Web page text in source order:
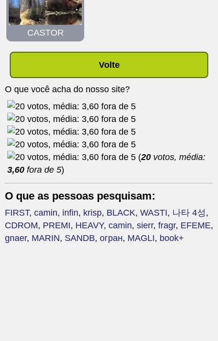
CASTOR
Volte
O que você acha do nosso site?
(20 votos, média:
3,60 fora de 5)
O que as pessoas pesquisam:
FIRST, camin, infin, krisp, BLACK, WASTI, 나타 4성,
CDROM, PREMI, HEAVY, camin, sierr, fragr, EFEME,
gnaer, MARIN, SANDB, огран, MAGLI, book+